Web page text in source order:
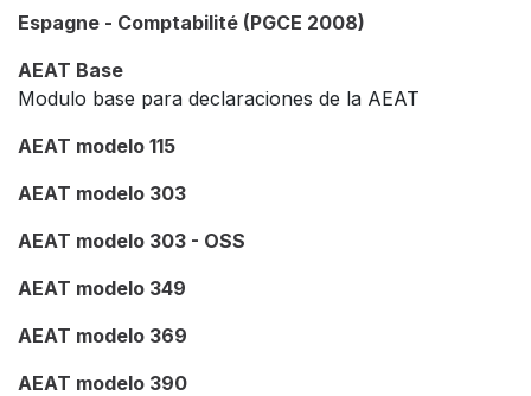
Espagne - Comptabilité (PGCE 2008)
AEAT Base
Modulo base para declaraciones de la AEAT
AEAT modelo 115
AEAT modelo 303
AEAT modelo 303 - OSS
AEAT modelo 349
AEAT modelo 369
AEAT modelo 390